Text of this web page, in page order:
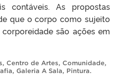
contáveis. As propostas
que o corpo como sujeito
são ações em
, Centro de Artes, Comunidade,
, Galeria A Sala, Pintura.